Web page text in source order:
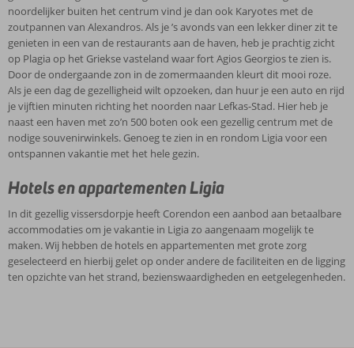
noordelijker buiten het centrum vind je dan ook Karyotes met de
zoutpannen van Alexandros. Als je ’s avonds van een lekker diner zit te
genieten in een van de restaurants aan de haven, heb je prachtig zicht
op Plagia op het Griekse vasteland waar fort Agios Georgios te zien is.
Door de ondergaande zon in de zomermaanden kleurt dit mooi roze.
Als je een dag de gezelligheid wilt opzoeken, dan huur je een auto en rijd
je vijftien minuten richting het noorden naar Lefkas-Stad. Hier heb je
naast een haven met zo’n 500 boten ook een gezellig centrum met de
nodige souvenirwinkels. Genoeg te zien in en rondom Ligia voor een
ontspannen vakantie met het hele gezin.
Hotels en appartementen Ligia
In dit gezellig vissersdorpje heeft Corendon een aanbod aan betaalbare
accommodaties om je vakantie in Ligia zo aangenaam mogelijk te
maken. Wij hebben de hotels en appartementen met grote zorg
geselecteerd en hierbij gelet op onder andere de faciliteiten en de ligging
ten opzichte van het strand, bezienswaardigheden en eetgelegenheden.